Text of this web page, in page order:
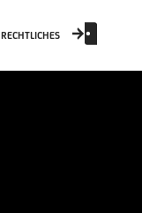
RECHTLICHES